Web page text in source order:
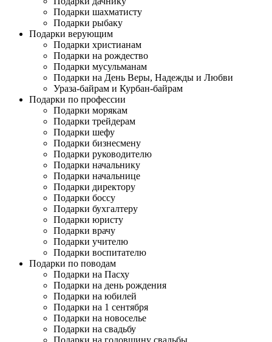
Подарки шахматисту
Подарки рыбаку
Подарки верующим
Подарки христианам
Подарки на рождество
Подарки мусульманам
Подарки на День Веры, Надежды и Любви
Ураза-байрам и Курбан-байрам
Подарки по профессии
Подарки морякам
Подарки трейдерам
Подарки шефу
Подарки бизнесмену
Подарки руководителю
Подарки начальнику
Подарки начальнице
Подарки директору
Подарки боссу
Подарки бухгалтеру
Подарки юристу
Подарки врачу
Подарки учителю
Подарки воспитателю
Подарки по поводам
Подарки на Пасху
Подарки на день рождения
Подарки на юбилей
Подарки на 1 сентября
Подарки на новоселье
Подарки на свадьбу
Подарки на годовщину свадьбы